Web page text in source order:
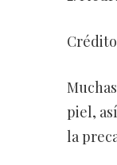
piel,
la